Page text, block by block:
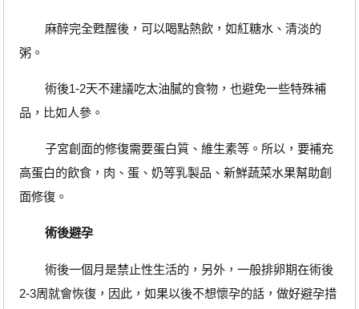
麻醉完全甦醒後，可以喝點熱飲，如紅糖水、清淡的
粥。
術後1-2天不建議吃太油膩的食物，也避免一些特殊補
品，比如人參。
子宮創面的修復需要蛋白質、維生素等。所以，要補充
高蛋白的飲食，肉、蛋、奶等乳製品、新鮮蔬菜水果幫助創
面修復。
術後避孕
術後一個月是禁止性生活的，另外，一般排卵期在術後
2-3周就會恢復，因此，如果以後不想懷孕的話，做好避孕措